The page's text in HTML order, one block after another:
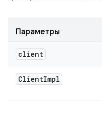
Параметры
client
ClientImpl